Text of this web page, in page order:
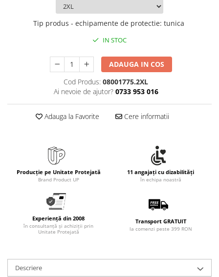
Tavite documente si suporturi
Ascutitori, radiere, agrafe
Produse Antibacteriene
Articole pentru baie
Articole pentru bucatarie
Articole pentru rufe, casa,
geamuri, mobila
Articole pentru birou, suprafete,
Intretinere si odorizante masina
Saci de gunoi
Accesorii pentru curatenie
Formulare tipizate
Caiete si blocnotesuri
Tip produs - echipamente de protectie: tunica
IN STOC
ADAUGA IN COS
Cod Produs: 08001775.2XL
Ai nevoie de ajutor? 0733 953 016
Adauga la Favorite Cere informatii
Producție pe Unitate Protejată
Brand Product UP
11 angajați cu dizabilități
în echipa noastră
Experiență din 2008
în consultanță și achiziții prin
Unitate Protejată
Transport GRATUIT
la comenzi peste 399 RON
Descriere